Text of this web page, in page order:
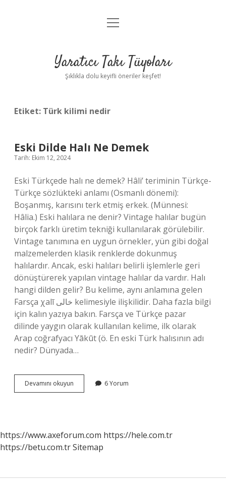
Anasayfa
Yasal Uyarı
menüyü
Yaratıcı Takı Tüyoları
Şıklıkla dolu keyifli öneriler keşfet!
Etiket: Türk kilimi nedir
Eski Dilde Halı Ne Demek
Tarih: Ekim 12, 2024
Eski Türkçede halı ne demek? Hâli’ teriminin Türkçe-
Türkçe sözlükteki anlamı (Osmanlı dönemi):
Boşanmış, karısını terk etmiş erkek. (Münnesi:
Hâlia.) Eski halılara ne denir? Vintage halılar bugün
birçok farklı üretim tekniği kullanılarak görülebilir.
Vintage tanımına en uygun örnekler, yün gibi doğal
malzemelerden klasik renklerde dokunmuş
halılardır. Ancak, eski halıları belirli işlemlerle geri
dönüştürerek yapılan vintage halılar da vardır. Halı
hangi dilden gelir? Bu kelime, aynı anlamına gelen
Farsça χalī خالی kelimesiyle ilişkilidir. Daha fazla bilgi
için kalın yazıya bakın. Farsça ve Türkçe pazar
dilinde yaygın olarak kullanılan kelime, ilk olarak
Arap coğrafyacı Yākūt (ö. En eski Türk halısının adı
nedir? Dünyada…
Devamını okuyun
Dilde
6 Yorum
https://www.axeforum.com https://hele.com.tr
https://betu.com.trSitemap